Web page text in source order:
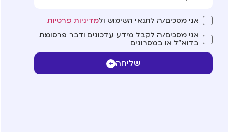
אני מסכים/ה לתנאי השימוש ולמדיניות פרטיות
אני מסכים/ה לקבל מידע עדכונים ודבר פרסומת
בדוא"ל או במסרונים
שליחה